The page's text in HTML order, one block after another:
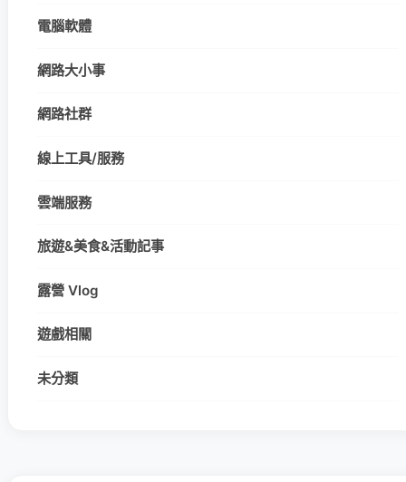
電腦軟體
網路大小事
網路社群
線上工具/服務
雲端服務
旅遊&美食&活動記事
露營 Vlog
遊戲相關
未分類